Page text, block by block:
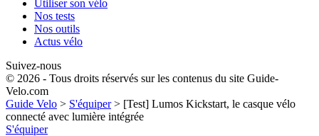
Utiliser son vélo
Nos tests
Nos outils
Actus vélo
Suivez-nous
© 2026 - Tous droits réservés sur les contenus du site Guide-
Velo.com
Guide Velo > S'équiper> [Test] Lumos Kickstart, le casque vélo
connecté avec lumière intégrée
S'équiper